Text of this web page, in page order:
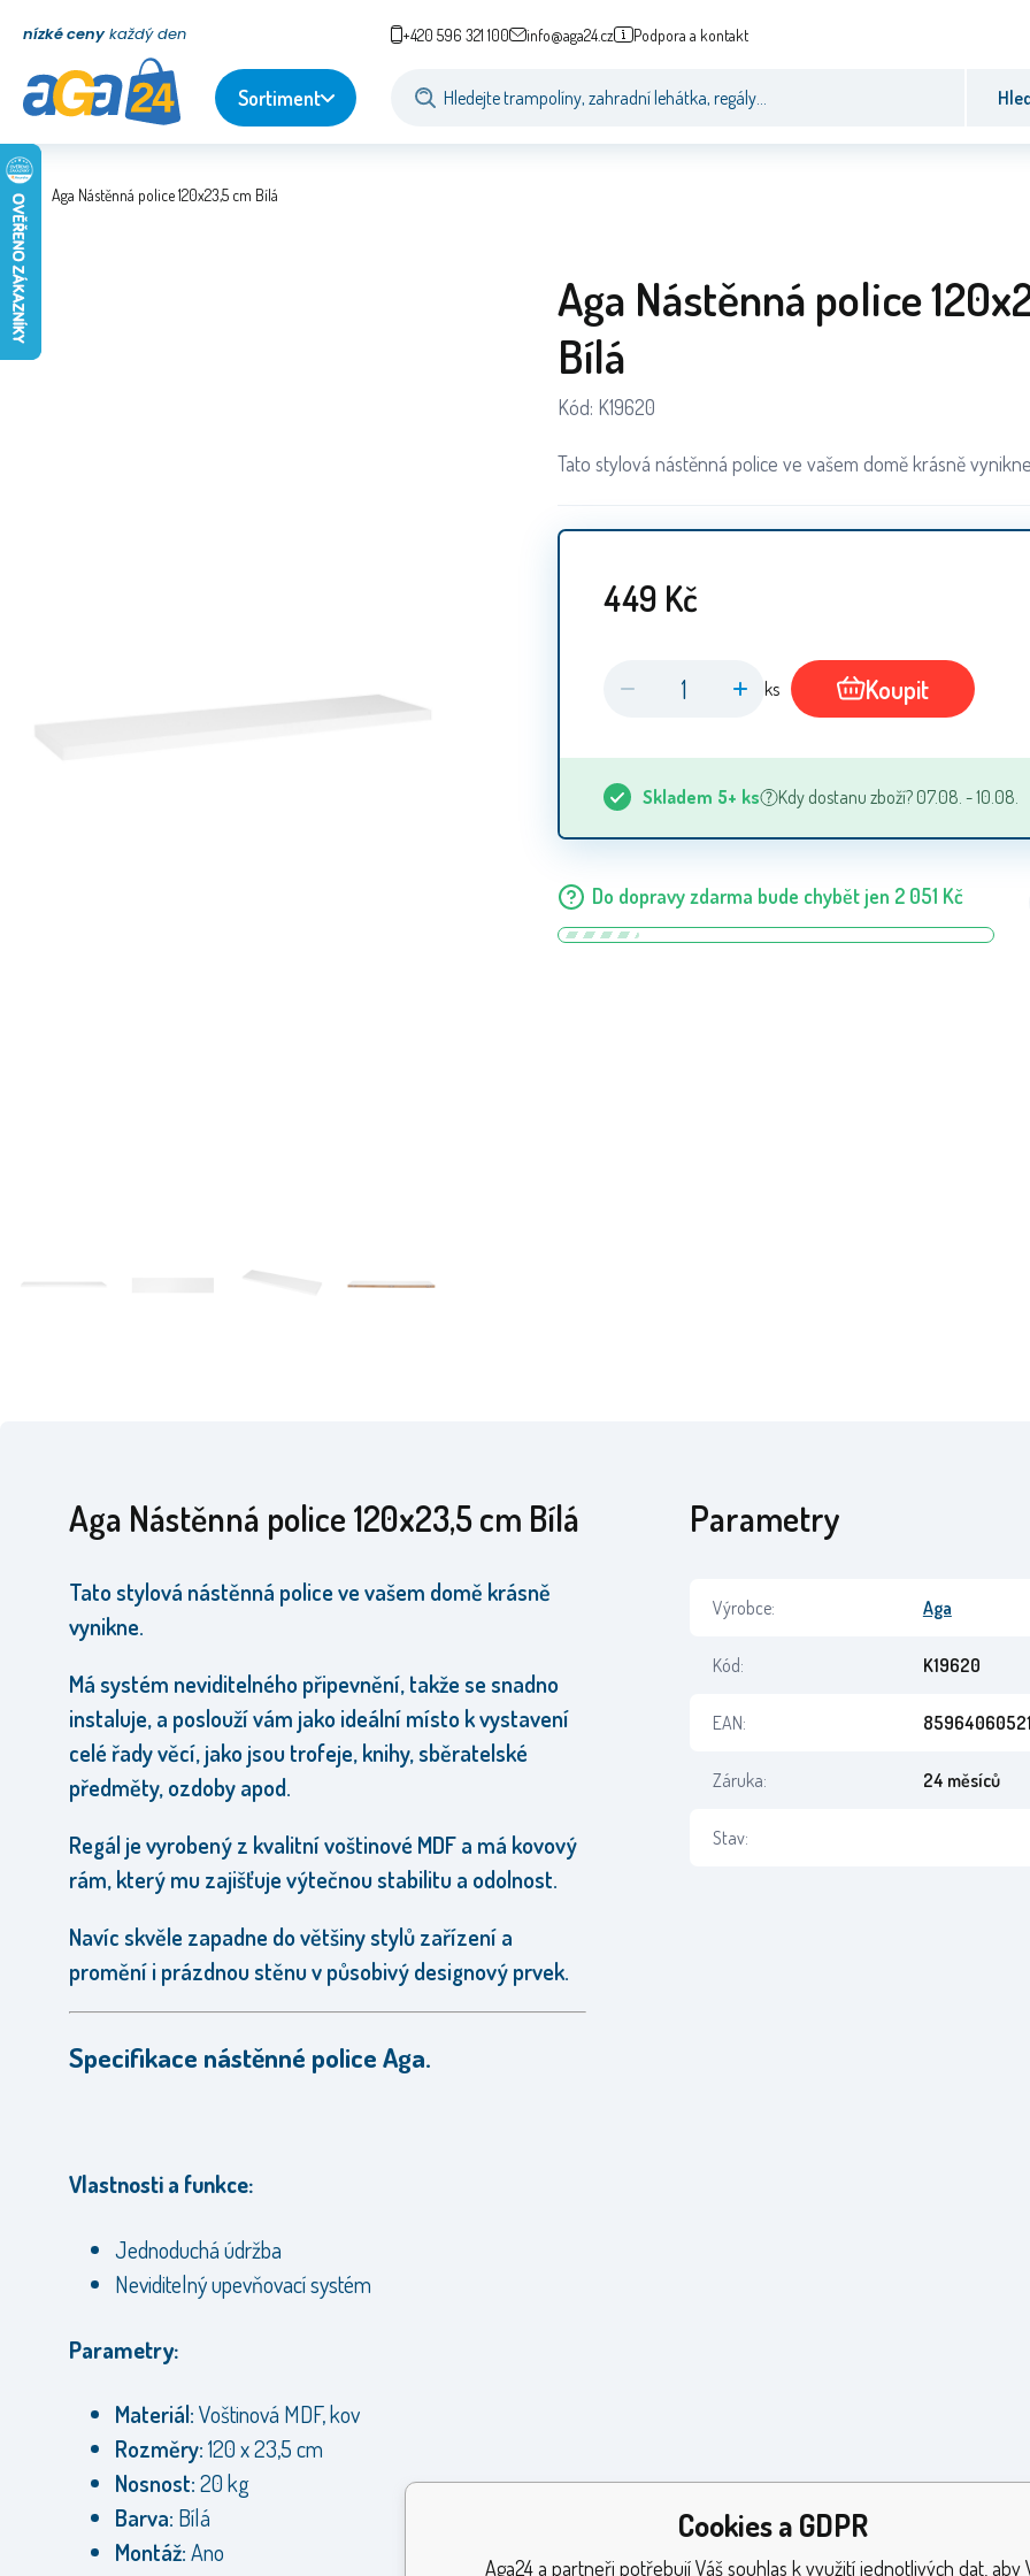
nízké ceny každý den +420 596 321 100 info@aga24.cz Podpora a kontakt
Sortiment
Aga Nástěnná police 120x23,5 cm Bílá
Aga Nástěnná police
Bílá
Kód: K19620
Tato stylová nástěnná police ve vašem domě krásně
449 Kč
ks Koupit
Skladem 5+ ks Kdy dostanu zboží? 07.08. - 10.08.
Do dopravy zdarma bude chybět jen 2 051 Kč
Aga Nástěnná police 120x23,5 cm Bílá
Tato stylová nástěnná police ve vašem domě krásně
vynikne.
Má systém neviditelného připevnění, takže se snadno
instaluje, a poslouží vám jako ideální místo k vystavení
celé řady věcí, jako jsou trofeje, knihy, sběratelské
předměty, ozdoby apod.
Regál je vyrobený z kvalitní voštinové MDF a má kovový
rám, který mu zajišťuje výtečnou stabilitu a odolnost.
Navíc skvěle zapadne do většiny stylů zařízení a
promění i prázdnou stěnu v působivý designový prvek.
Specifikace nástěnné police Aga.
Vlastnosti a funkce:
Jednoduchá údržba
Neviditelný upevňovací systém
Parametry:
Materiál:Voštinová MDF, kov
Rozměry:120 x 23,5 cm
Nosnost:20 kg
Barva: Bílá
Montáž:Ano
Parametry
Výrobce: Aga
Kód: K19620
EAN:
Záruka: 24 měsíců
Stav:
Cookies a GDPR
Aga24 a partneři potřebují Váš souhlas k využití jednotlivých dat, aby